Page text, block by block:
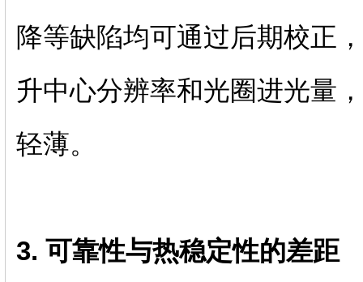
降等缺陷均可通过后期校正
升中心分辨率和光圈进光量
轻薄。
3. 可靠性与热稳定性的差距